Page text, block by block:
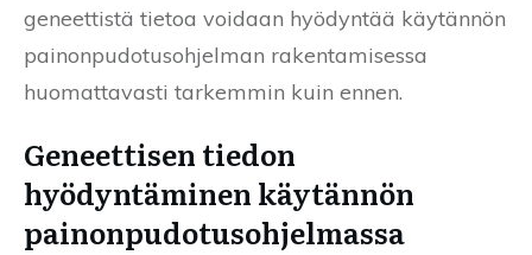
geneettistä tietoa voidaan hyödyntää käytännön
painonpudotusohjelman rakentamisessa
huomattavasti tarkemmin kuin ennen.
Geneettisen tiedon
hyödyntäminen käytännön
painonpudotusohjelmassa